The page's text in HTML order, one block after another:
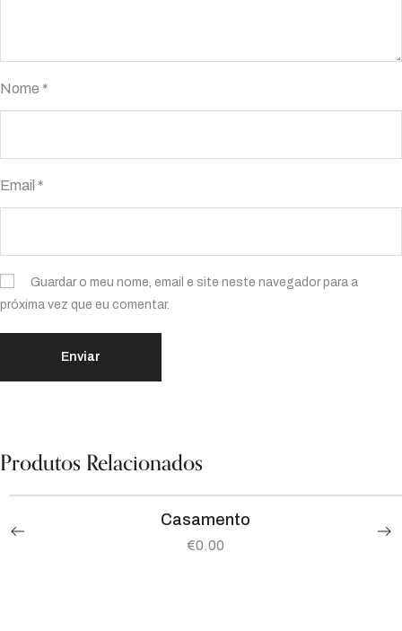
Nome *
Email *
Guardar o meu nome, email e site neste navegador para a
próxima vez que eu comentar.
Produtos Relacionados
Casamento
€0.00